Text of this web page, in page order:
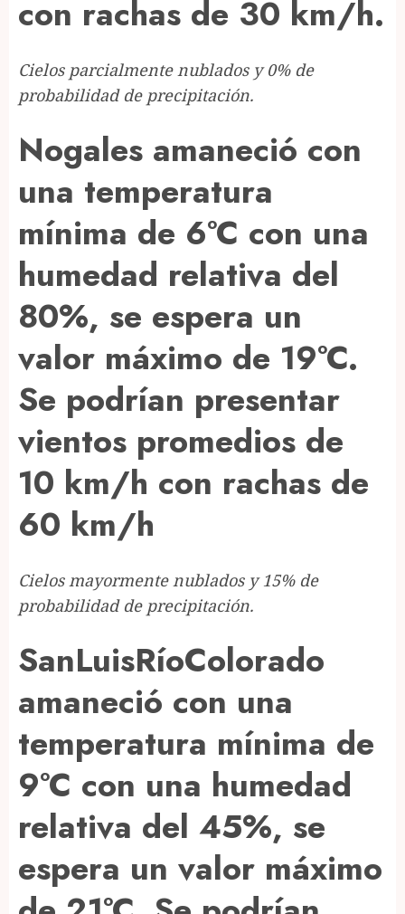
con rachas de 30 km/h.
Cielos parcialmente nublados y 0% de
probabilidad de precipitación.
Nogales amaneció con
una temperatura
mínima de 6°C con una
humedad relativa del
80%, se espera un
valor máximo de 19°C.
Se podrían presentar
vientos promedios de
10 km/h con rachas de
60 km/h
Cielos mayormente nublados y 15% de
probabilidad de precipitación.
SanLuisRíoColorado
amaneció con una
temperatura mínima de
9°C con una humedad
relativa del 45%, se
espera un valor máximo